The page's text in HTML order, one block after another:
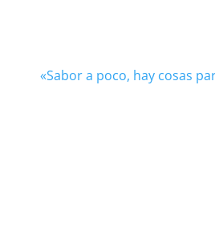
«Sabor a poco, hay cosas